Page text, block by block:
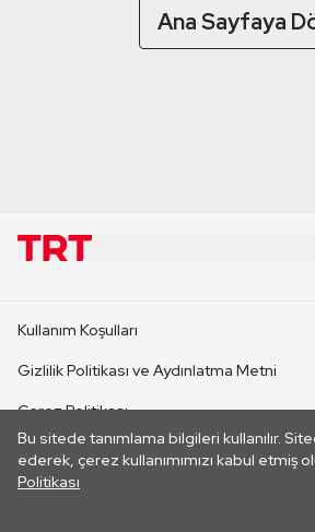
Ana Sayfaya
Bu sitede tanımlama bilgileri kullanılır.
ederek, çerez kullanımımızı kabul etmiş
Politikası
CANLI YAYINLAR
Kullanım Koşulları
Gizlilik Politikası ve Aydınlatma Metni
Çerez Politikası
İletişim
Her hakkı saklıdır. ©2026 TRT.